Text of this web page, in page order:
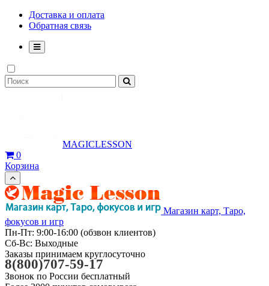
Доставка и оплата
Обратная связь
MAGICLESSON
0
Корзина
Магазин карт, Таро,
фокусов и игр
Пн-Пт: 9:00-16:00 (обзвон клиентов)
Сб-Вс: Выходные
Заказы принимаем круглосуточно
8(800)707-59-17
Звонок по России бесплатный